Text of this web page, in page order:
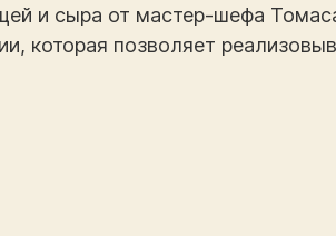
и сыра от мастер-шефа
которая позволяет